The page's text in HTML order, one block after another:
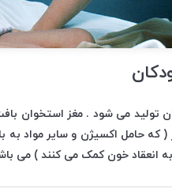
تولید می شود . مغز استخوان
( که حامل اکسیژن و سایر مواد
به انعقاد خون کمک می کنند ) می